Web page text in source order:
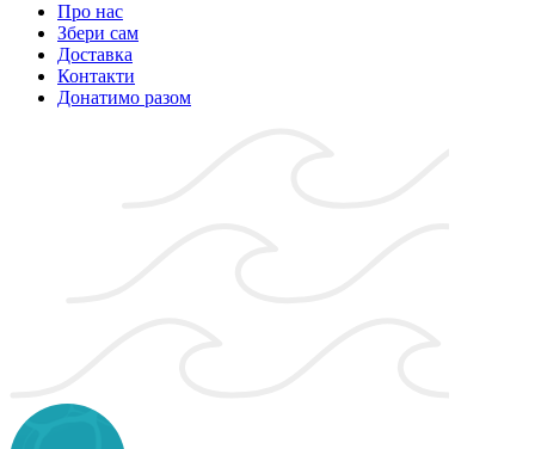
Про нас
Збери сам
Доставка
Контакти
Донатимо разом